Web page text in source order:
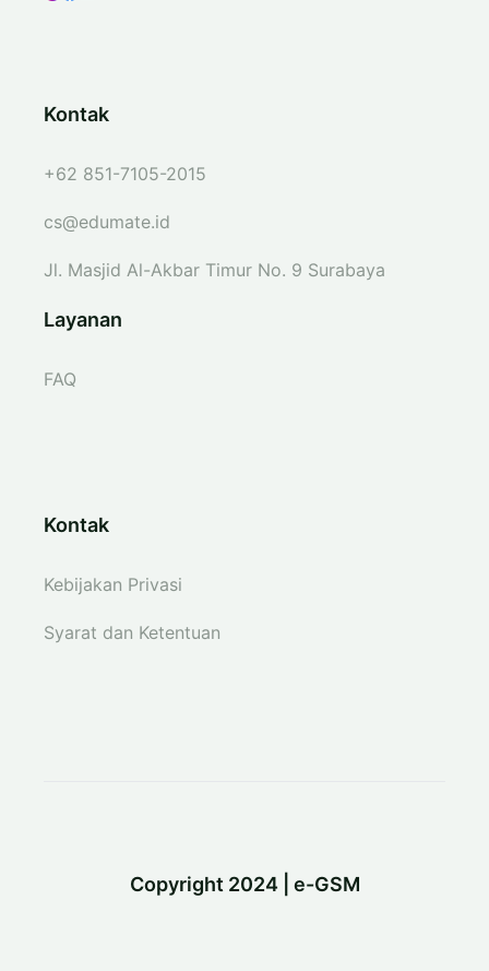
Kontak
+62 851-7105-2015
cs@edumate.id
Jl. Masjid Al-Akbar Timur No. 9 Surabaya
Layanan
FAQ
Kontak
Kebijakan Privasi
Syarat dan Ketentuan
Copyright 2024 | e-GSM